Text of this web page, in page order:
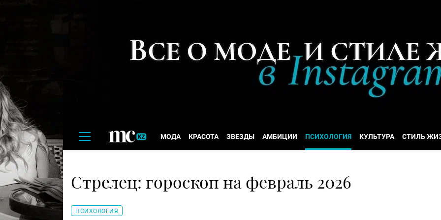
МОДА КРАСОТА ЗВЕЗДЫ АМБИЦИИ ПСИХОЛОГИЯ КУЛЬТУРА СТИЛЬ
Стрелец: гороскоп на февраль 2026
ПСИХОЛОГИЯ